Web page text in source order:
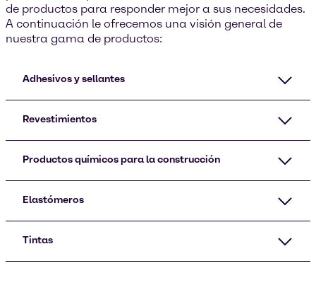
de productos para responder mejor a sus necesidades.
A continuación le ofrecemos una visión general de
nuestra gama de productos:
Adhesivos y sellantes
Revestimientos
Productos químicos para la construcción
Elastómeros
Tintas